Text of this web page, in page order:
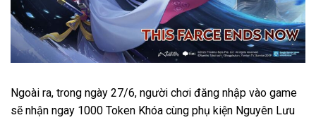
Ngoài ra, trong ngày 27/6, người chơi đăng nhập vào game
sẽ nhận ngay 1000 Token Khóa cùng phụ kiện Nguyên Lưu